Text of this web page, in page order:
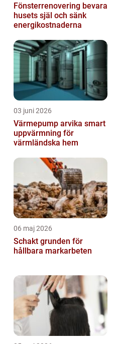
Fönsterrenovering bevara
husets själ och sänk
energikostnaderna
03 juni 2026
Värmepump arvika smart
uppvärmning för
värmländska hem
06 maj 2026
Schakt grunden för
hållbara markarbeten